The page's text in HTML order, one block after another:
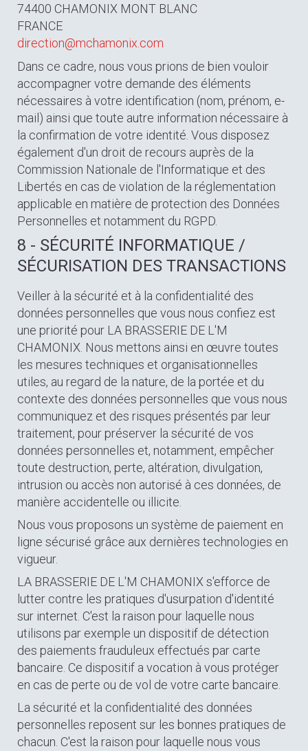
74400 CHAMONIX MONT BLANC
FRANCE
direction@mchamonix.com
Dans ce cadre, nous vous prions de bien vouloir
accompagner votre demande des éléments
nécessaires à votre identification (nom, prénom, e-
mail) ainsi que toute autre information nécessaire à
la confirmation de votre identité. Vous disposez
également d'un droit de recours auprès de la
Commission Nationale de l'Informatique et des
Libertés en cas de violation de la réglementation
applicable en matière de protection des Données
Personnelles et notamment du RGPD.
8 - SÉCURITÉ INFORMATIQUE /
SÉCURISATION DES TRANSACTIONS
Veiller à la sécurité et à la confidentialité des
données personnelles que vous nous confiez est
une priorité pour LA BRASSERIE DE L'M
CHAMONIX. Nous mettons ainsi en œuvre toutes
les mesures techniques et organisationnelles
utiles, au regard de la nature, de la portée et du
contexte des données personnelles que vous nous
communiquez et des risques présentés par leur
traitement, pour préserver la sécurité de vos
données personnelles et, notamment, empêcher
toute destruction, perte, altération, divulgation,
intrusion ou accès non autorisé à ces données, de
manière accidentelle ou illicite.
Nous vous proposons un système de paiement en
ligne sécurisé grâce aux dernières technologies en
vigueur.
LA BRASSERIE DE L'M CHAMONIX s'efforce de
lutter contre les pratiques d'usurpation d'identité
sur internet. C'est la raison pour laquelle nous
utilisons par exemple un dispositif de détection
des paiements frauduleux effectués par carte
bancaire. Ce dispositif a vocation à vous protéger
en cas de perte ou de vol de votre carte bancaire.
La sécurité et la confidentialité des données
personnelles reposent sur les bonnes pratiques de
chacun. C'est la raison pour laquelle nous vous